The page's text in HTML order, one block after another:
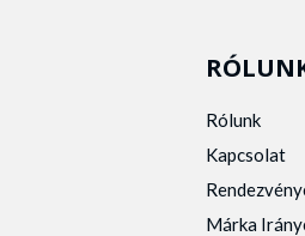
Rólunk
Kapcsolat
Márka